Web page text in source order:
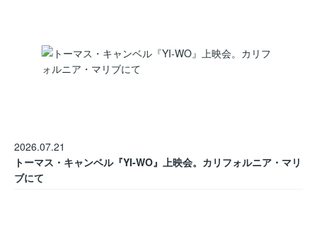
2026.07.21
トーマス・キャンベル『YI-WO』上映会。カリフォルニア・マリ
ブにて